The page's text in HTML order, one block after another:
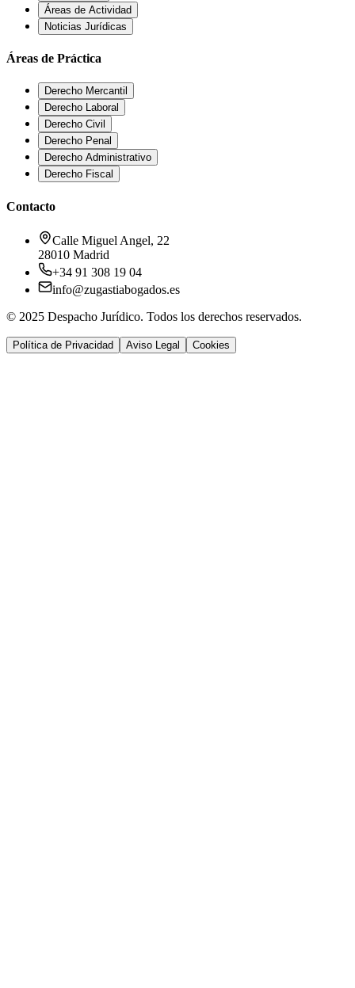
Áreas de Actividad
Noticias Jurídicas
Áreas de Práctica
Derecho Mercantil
Derecho Laboral
Derecho Civil
Derecho Penal
Derecho Administrativo
Derecho Fiscal
Contacto
Calle Miguel Angel, 22
28010 Madrid
+34 91 308 19 04
info@zugastiabogados.es
© 2025 Despacho Jurídico. Todos los derechos reservados.
Política de Privacidad Aviso Legal Cookies